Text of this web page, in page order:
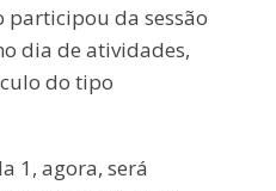
participou da sessão
dia de atividades,
do tipo
1, agora, será